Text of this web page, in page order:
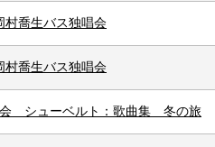
村喬生バス独唱会
村喬生バス独唱会
会 シューベルト：歌曲集 冬の旅